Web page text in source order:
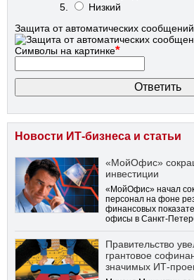
Низкий
Защита от автоматических сообщений
Символы на картинке*
Новости ИТ-бизнеса и статьи
«МойОфис»
инвестиции
«МойОфис» начал
персонал на фоне
финансовых
офисы в Санкт-
Правительство
грантовое
значимых ИТ-